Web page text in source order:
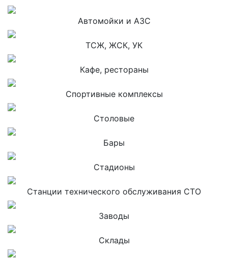
Автомойки и АЗС
ТСЖ, ЖСК, УК
Кафе, рестораны
Спортивные комплексы
Столовые
Бары
Стадионы
Станции технического обслуживания СТО
Заводы
Склады